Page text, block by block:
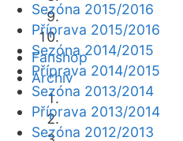
Fanshop
Archiv
Sezóna 2015/2016
Příprava 2015/2016
Sezóna 2014/2015
Příprava 2014/2015
Sezóna 2013/2014
Příprava 2013/2014
Sezóna 2012/2013